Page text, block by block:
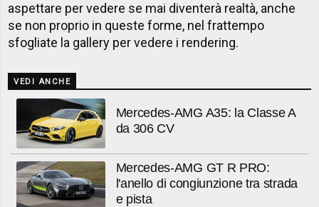
aspettare per vedere se mai diventerà realtà, anche
se non proprio in queste forme, nel frattempo
sfogliate la gallery per vedere i rendering.
VEDI ANCHE
Mercedes-AMG A35: la Classe A
da 306 CV
Mercedes-AMG GT R PRO:
l'anello di congiunzione tra strada
e pista